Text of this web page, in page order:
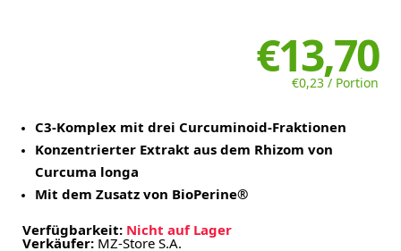
€13,70
€0,23 / Portion
C3-Komplex mit drei Curcuminoid-Fraktionen
Konzentrierter Extrakt aus dem Rhizom von
Curcuma longa
Mit dem Zusatz von BioPerine®
Verfügbarkeit: Nicht auf Lager
Verkäufer: MZ-Store S.A.